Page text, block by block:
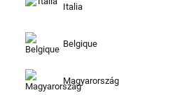
Italia
Belgique
Magyarország